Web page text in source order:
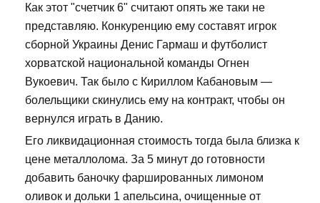
Как этот "счетчик 6" считают опять же таки не
представляю. Конкуренцию ему составят игрок
сборной Украины Денис Гармаш и футболист
хорватской национальной команды Огнен
Вукоевич. Так было с Кириллом Кабановым —
болельщики скинулись ему на контракт, чтобы он
вернулся играть в Данию.
Его ликвидационная стоимость тогда была близка к
цене металлолома. За 5 минут до готовности
добавить баночку фаршированных лимоном
оливок и дольки 1 апельсина, очищенные от